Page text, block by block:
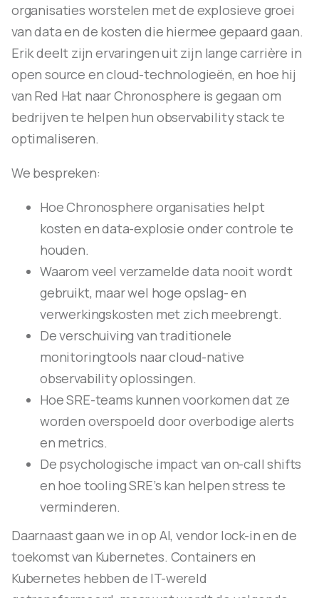
organisaties worstelen met de explosieve groei
van data en de kosten die hiermee gepaard gaan.
Erik deelt zijn ervaringen uit zijn lange carrière in
open source en cloud-technologieën, en hoe hij
van Red Hat naar Chronosphere is gegaan om
bedrijven te helpen hun observability stack te
optimaliseren.
We bespreken:
Hoe Chronosphere organisaties helpt
kosten en data-explosie onder controle te
houden.
Waarom veel verzamelde data nooit wordt
gebruikt, maar wel hoge opslag- en
verwerkingskosten met zich meebrengt.
De verschuiving van traditionele
monitoringtools naar cloud-native
observability oplossingen.
Hoe SRE-teams kunnen voorkomen dat ze
worden overspoeld door overbodige alerts
en metrics.
De psychologische impact van on-call shifts
en hoe tooling SRE’s kan helpen stress te
verminderen.
Daarnaast gaan we in op AI, vendor lock-in en de
toekomst van Kubernetes. Containers en
Kubernetes hebben de IT-wereld